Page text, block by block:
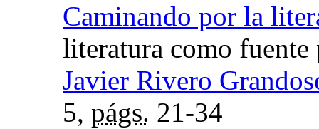
Caminando por la
literatura como fuente
Javier Rivero
5, págs. 21-34